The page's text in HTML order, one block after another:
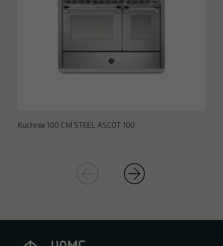
Kuchnia 100 CM STEEL ASCOT 100